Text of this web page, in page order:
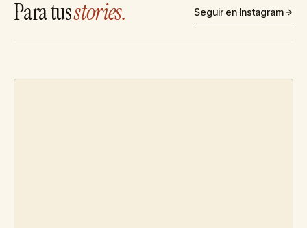
Para tusstories. Seguir en Instagram